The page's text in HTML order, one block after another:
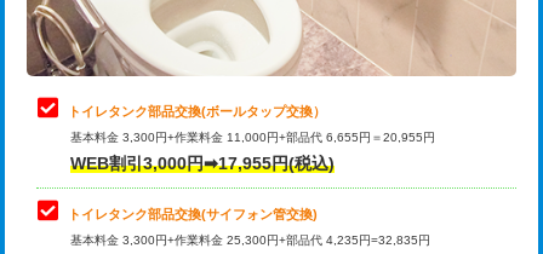
トイレタンク部品交換(ボールタップ交換）
基本料金 3,300円+作業料金 11,000円+部品代 6,655円＝20,955円
WEB割引3,000円➡17,955円(税込)
トイレタンク部品交換(サイフォン管交換)
基本料金 3,300円+作業料金 25,300円+部品代 4,235円=32,835円